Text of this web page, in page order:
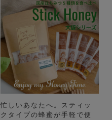
忙しいあなたへ。スティッ
クタイプの蜂蜜が手軽で便